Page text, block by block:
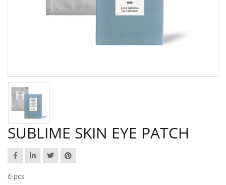
SUBLIME SKIN EYE PATCH
6 pcs